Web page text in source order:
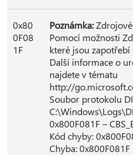
0x80
0F08
1F
Poznámka:Zdrojové
Pomocí možnosti
které jsou
Další informace o
najdete v tématu
http://
Soubor protokolu
0x800F081F –
Kód chyby:
Chyba: 0x800F081F